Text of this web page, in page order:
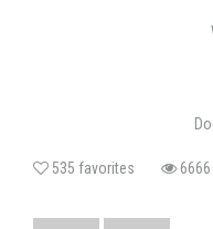
muzyczna
535 favorites